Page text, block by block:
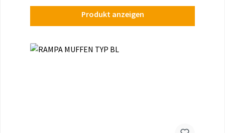
Produkt anzeigen